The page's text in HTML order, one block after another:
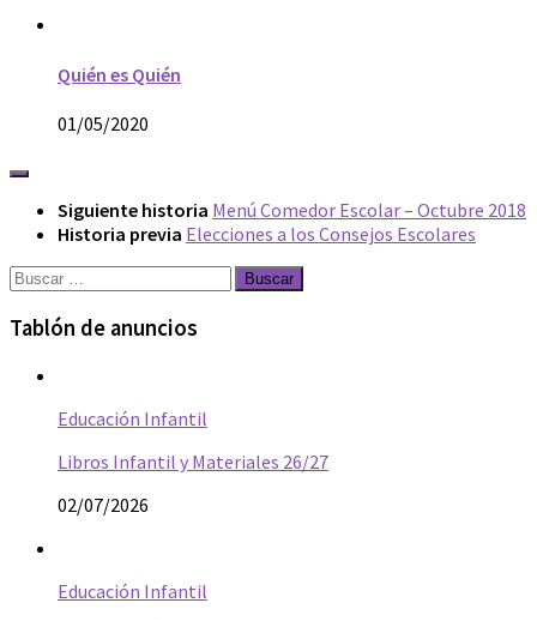
Quién es Quién
01/05/2020
Siguiente historia Menú Comedor Escolar – Octubre 2018
Historia previa Elecciones a los Consejos Escolares
Buscar:
Tablón de anuncios
Educación Infantil
Libros Infantil y Materiales 26/27
02/07/2026
Educación Infantil